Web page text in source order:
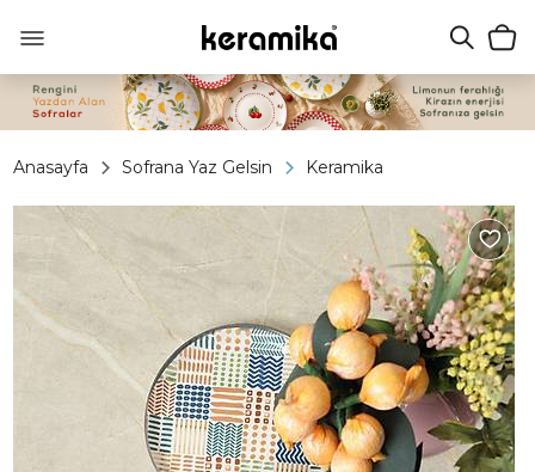
Anasayfa Sofrana Yaz Gelsin Keramika